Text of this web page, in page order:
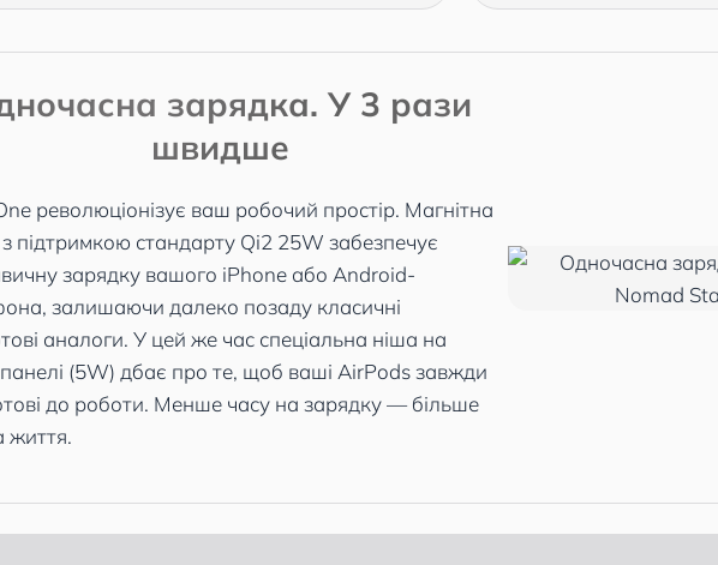
зарядка. У 3 рази
швидше
революціонізує ваш робочий простір. Магнітна
підтримкою стандарту Qi2 25W забезпечує
зарядку вашого iPhone або Android-
залишаючи далеко позаду класичні
аналоги. У цей же час спеціальна ніша на
панелі (5W) дбає про те, щоб ваші AirPods завжди
до роботи. Менше часу на зарядку — більше
життя.